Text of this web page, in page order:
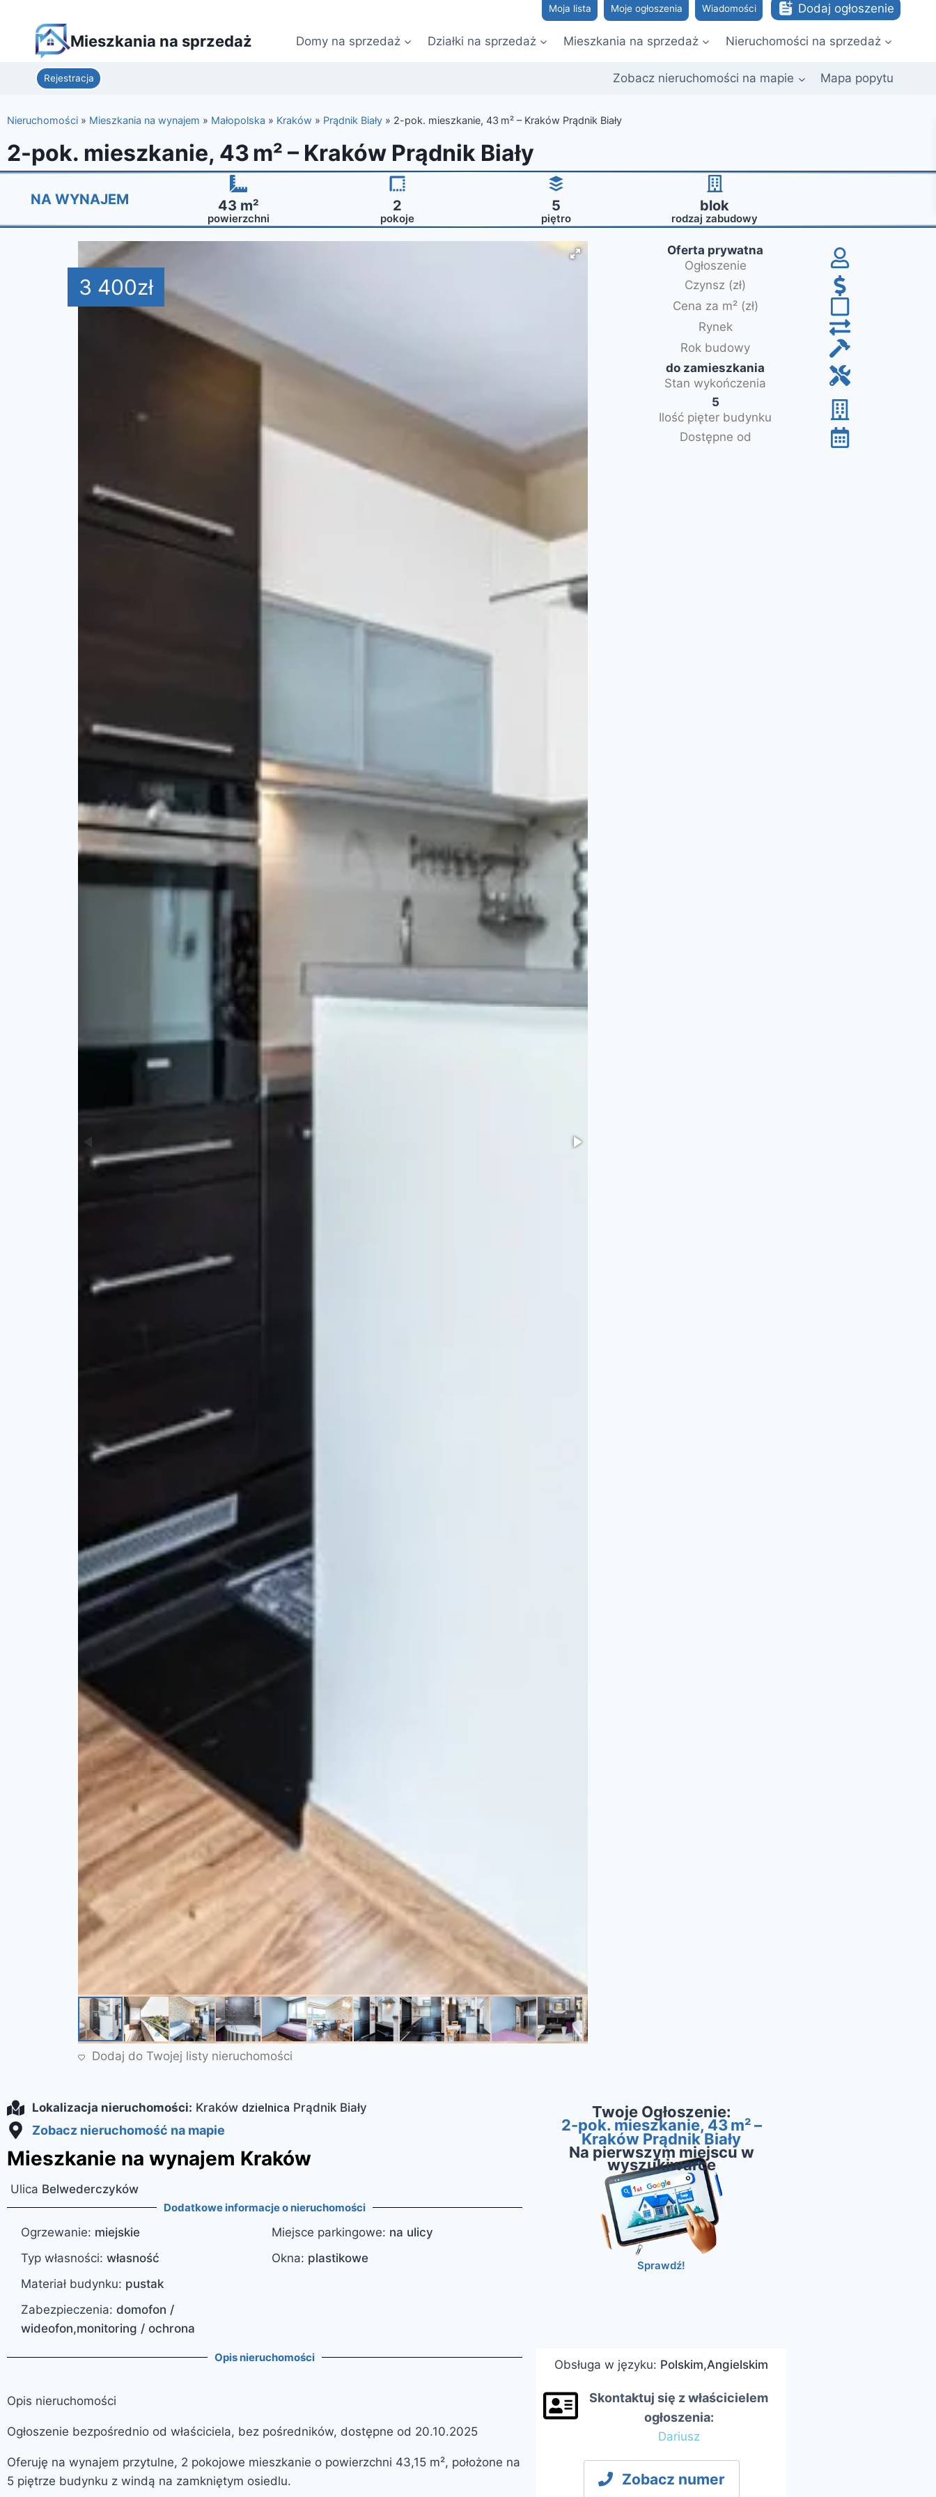
Moja lista Moje ogłoszenia Wiadomości Dodaj ogłoszenie
Mieszkania na sprzedaż Domy na sprzedaż Działki na sprzedaż Mieszkania na sprzedaż Nieruchomości na sprzedaż
Rejestracja Zobacz nieruchomości na mapie Mapa popytu
Nieruchomości » Mieszkania na wynajem » Małopolska » Kraków » Prądnik Biały » 2-pok. mieszkanie, 43 m² – Kraków Prądnik Biały
2-pok. mieszkanie, 43 m² – Kraków Prądnik Biały
NA WYNAJEM 43 m²
powierzchni
2
pokoje
5
piętro
blok
rodzaj zabudowy
3 400zł
Dodaj do Twojej listy nieruchomości
Oferta prywatna
Ogłoszenie
Czynsz (zł)
Cena za m² (zł)
Rynek
Rok budowy
do zamieszkania
Stan wykończenia
5
Ilość pięter budynku
Dostępne od
Lokalizacja nieruchomości: Kraków dzielnica Prądnik Biały
Zobacz nieruchomość na mapie
Mieszkanie na wynajem Kraków
Ulica Belwederczyków
Dodatkowe informacje o nieruchomości
Ogrzewanie: miejskie Miejsce parkingowe: na ulicy
Typ własności: własność Okna: plastikowe
Materiał budynku: pustak
Zabezpieczenia: domofon /
wideofon,monitoring / ochrona
Twoje Ogłoszenie:
2-pok. mieszkanie, 43 m² –
Kraków Prądnik Biały
Na pierwszym miejscu w
wyszukiwarce
Sprawdź!
Opis nieruchomości
Opis nieruchomości
Ogłoszenie bezpośrednio od właściciela, bez pośredników, dostępne od 20.10.2025
Oferuję na wynajem przytulne, 2 pokojowe mieszkanie o powierzchni 43,15 m², położone na
5 piętrze budynku z windą na zamkniętym osiedlu.
Obsługa w języku: Polskim,Angielskim
Skontaktuj się z właścicielem
ogłoszenia:
Dariusz
Zobacz numer